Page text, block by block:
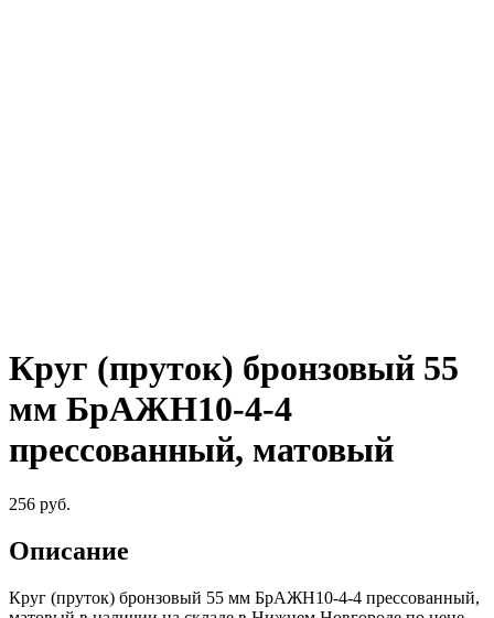
Круг (пруток) бронзовый 55
мм БрАЖН10-4-4
прессованный, матовый
256 руб.
Описание
Круг (пруток) бронзовый 55 мм БрАЖН10-4-4 прессованный,